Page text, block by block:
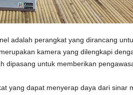
adalah perangkat yang dirancang
kamera yang dilengkapi
dipasang untuk memberikan
yang dapat menyerap daya dari sinar